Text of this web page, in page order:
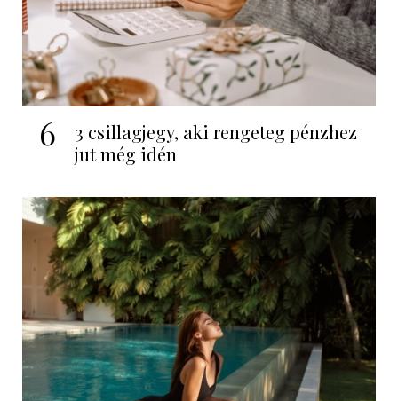
6
3 csillagjegy, aki rengeteg pénzhez
jut még idén